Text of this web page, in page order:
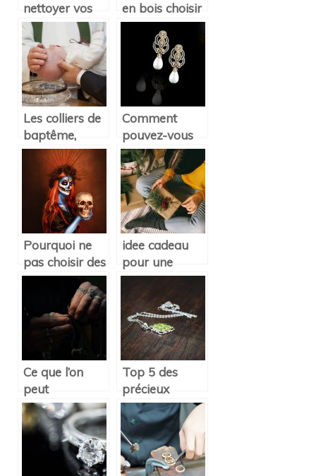
nettoyer vos
bijoux en or?
en bois choisir
?
Les colliers de
baptême,
pourquoi et
comment les
choisir ?
Comment
pouvez-vous
entretenir vos
boucles
d’oreille en
diamant?
Pourquoi ne
pas choisir des
accessoires
crânes ?
idee cadeau
pour une
petite fille
Ce que l’on
peut
apprendre de
la mythologie
d’Odin
Top 5 des
précieux
présents pour
le baptême et
la communion